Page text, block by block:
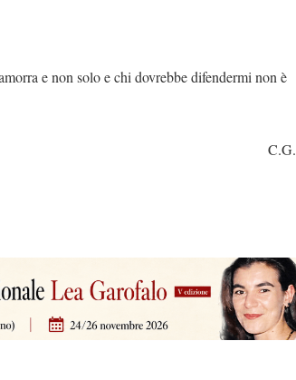
e non solo e chi dovrebbe difendermi non è
C.G.